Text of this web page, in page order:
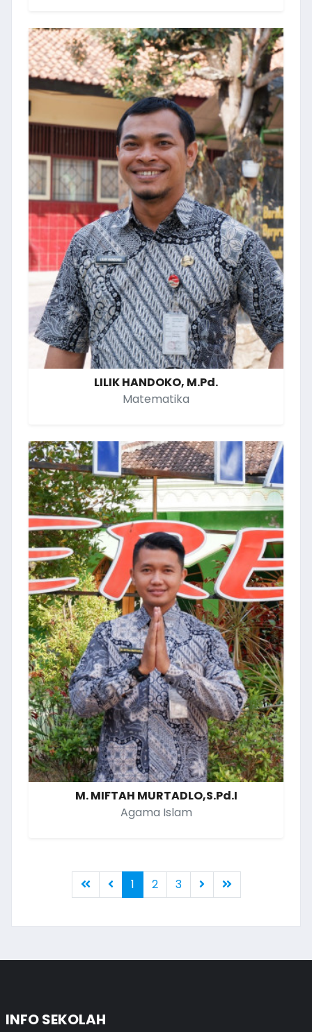
LILIK HANDOKO, M.Pd.
Matematika
M. MIFTAH MURTADLO,S.Pd.I
Agama Islam
1 2 3
INFO SEKOLAH